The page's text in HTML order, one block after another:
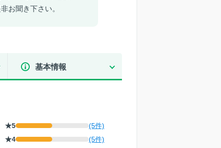
お聞き下さい。
基本情報
★5
(5件)
★4
(5件)